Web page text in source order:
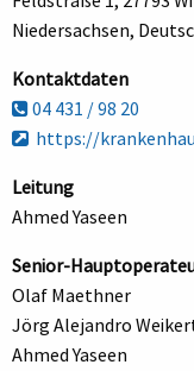
Niedersachsen,
Kontaktdaten
04 431 / 98 20
https://
Leitung
Ahmed Yaseen
Senior-
Olaf Maethner
Jörg Alejandro
Ahmed Yaseen